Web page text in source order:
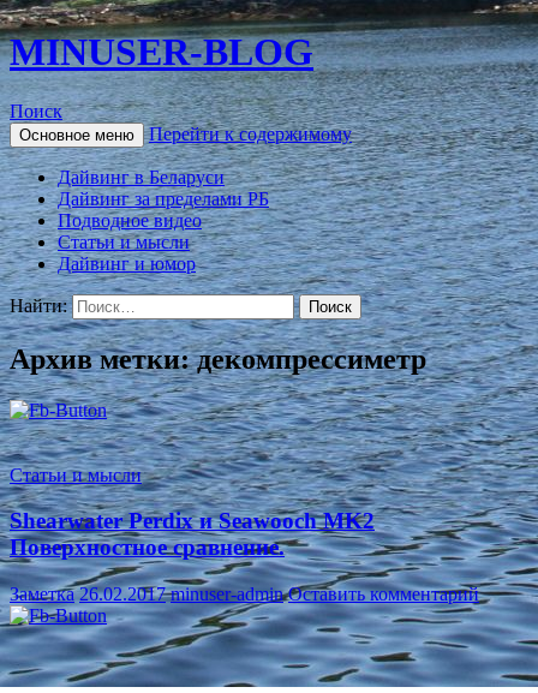
MINUSER-BLOG
Поиск
Основное меню Перейти к содержимому
Дайвинг в Беларуси
Дайвинг за пределами РБ
Подводное видео
Статьи и мысли
Дайвинг и юмор
Найти:
Архив метки: декомпрессиметр
Статьи и мысли
Shearwater Perdix и Seawooch MK2
Поверхностное сравнение.
Заметка 26.02.2017 minuser-admin Оставить комментарий